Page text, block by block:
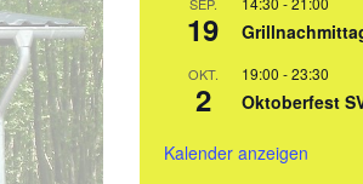
SEP.
19
OKT.
2
19:00 -23:30
Oktoberfest
Kalender anzeigen